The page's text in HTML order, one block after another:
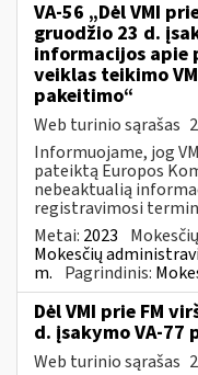
VA-56 „Dėl VMI
gruodžio 23 d.
informacijos apie
veiklas teikimo
pakeitimo“
Web turinio sąrašas
Informuojame, jog
pateiktą Europos
nebeaktualią
registravimosi
Metai: 2023
Mokesčių
m. Pagrindinis:
Dėl VMI prie FM
d. įsakymo VA-77
Web turinio sąrašas